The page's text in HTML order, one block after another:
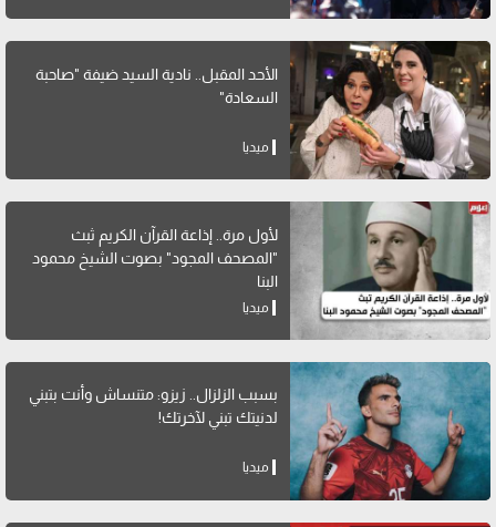
الأحد المقبل.. نادية السيد ضيفة "صاحبة
السعادة"
ميديا
لأول مرة.. إذاعة القرآن الكريم ثبث
"المصحف المجود" بصوت الشيخ محمود
البنا
ميديا
بسبب الزلزال.. زيزو: متنساش وأنت بتبني
لدنيتك تبني لآخرتك!
ميديا